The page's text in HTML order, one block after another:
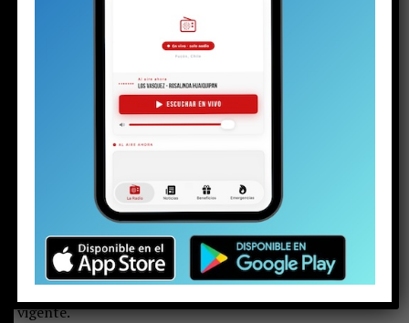
las patentes comerciales en la comuna de Pucón.
algunas semanas difundieron noticias sobre la
aprobación de una patente de restaurante turístico
en Caburgua, mientras que otras patentes en pleno
centro de Pucónhan sido rechazadas, aun cumpliendo
con todos los requisitos exigidos por la normativa
vigente.